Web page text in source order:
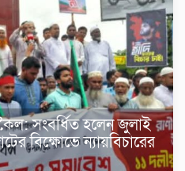
সংবর্ধিত হলেন জুলাই
বিক্ষোভে ন্যায়বিচারের